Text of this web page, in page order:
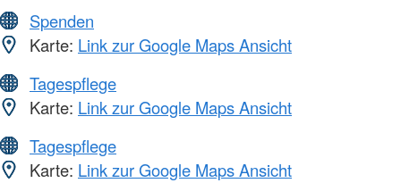
Spenden
Karte: Link zur Google Maps Ansicht
Tagespflege
Karte: Link zur Google Maps Ansicht
Tagespflege
Karte: Link zur Google Maps Ansicht